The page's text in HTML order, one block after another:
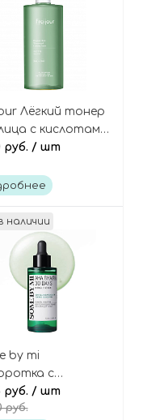
Лёгкий тонер
с кислотами
Original
Toner
руб. / шт
наличии
by mi
с
для
кожи 30
руб. / шт
руб.